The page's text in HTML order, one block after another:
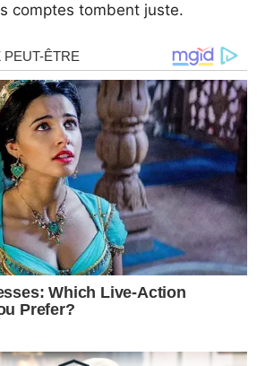
comptes tombent juste.